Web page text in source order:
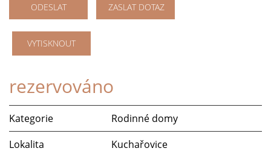
ODESLAT ZASLAT DOTAZ
VYTISKNOUT
rezervováno
Kategorie
Rodinné domy
Lokalita
Kuchařovice